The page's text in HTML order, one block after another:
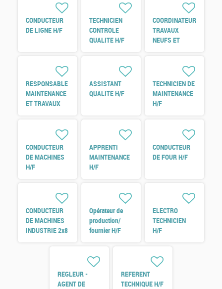
CONDUCTEUR
DE LIGNE H/F
TECHNICIEN
CONTROLE
QUALITE H/F
COORDINATEUR
TRAVAUX
NEUFS ET
RESPONSABLE
MAINTENANCE
ET TRAVAUX
ASSISTANT
QUALITE H/F
TECHNICIEN DE
MAINTENANCE
H/F
CONDUCTEUR
DE MACHINES
H/F
APPRENTI
MAINTENANCE
H/F
CONDUCTEUR
DE FOUR H/F
CONDUCTEUR
DE MACHINES
INDUSTRIE 2x8
Opérateur de
production/
fournier H/F
ELECTRO
TECHNICIEN
H/F
REGLEUR -
AGENT DE
REFERENT
TECHNIQUE H/F